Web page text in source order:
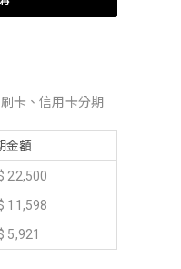
卡、信用卡分期
金額
22,500
11,598
5,921